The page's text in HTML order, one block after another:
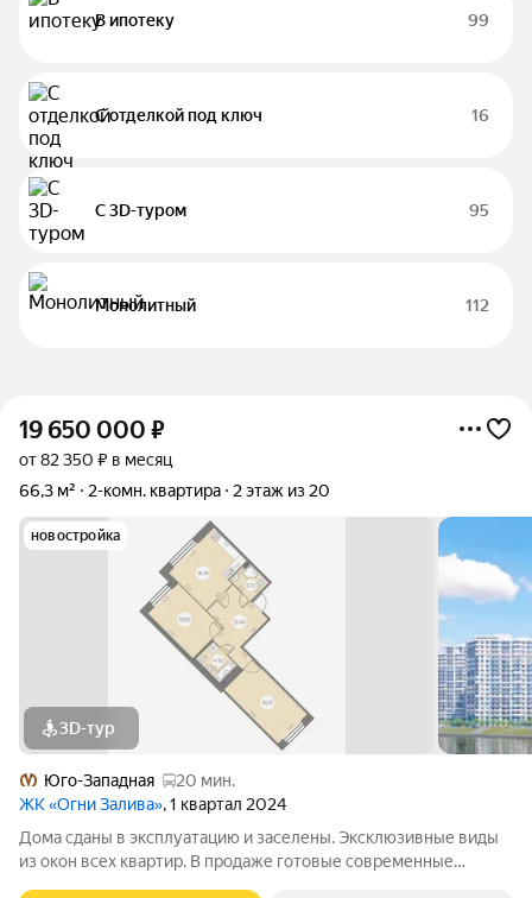
В ипотеку 99
С отделкой под ключ 16
С 3D-туром 95
Монолитный 112
19 650 000 ₽
от 82 350 ₽ в месяц
66,3 м²
2-комн. квартира 2 этаж из 20
новостройка
3D-тур
Юго-Западная
20 мин.
ЖК «Огни Залива», 1 квартал 2024
Дома сданы в эксплуатацию и заселены. Эксклюзивные виды
из окон всех квартир. В продаже готовые современные